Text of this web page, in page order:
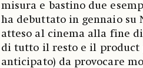
misura e bastino due
ha debuttato in gennaio su
atteso al cinema alla fine
di tutto il resto e il product
anticipato) da provocare